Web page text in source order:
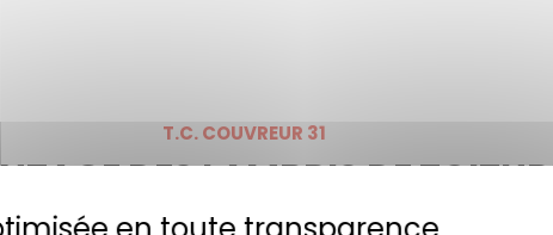
T.C. COUVREUR 31
DES LAMBRIS DE